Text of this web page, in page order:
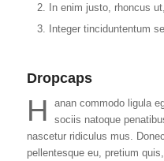
In enim justo, rhoncus
Integer tinciduntentum
Dropcaps
H
anan commodo ligula
sociis natoque
nascetur ridiculus mus.
pellentesque eu, pretium